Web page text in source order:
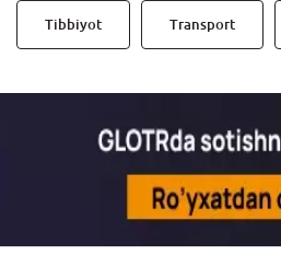
Tibbiyot Transport